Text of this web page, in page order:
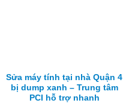
Sửa máy tính tại nhà Quận 4
bị dump xanh – Trung tâm
PCI hỗ trợ nhanh